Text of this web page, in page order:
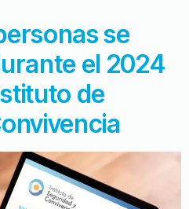
se
el 2024
de